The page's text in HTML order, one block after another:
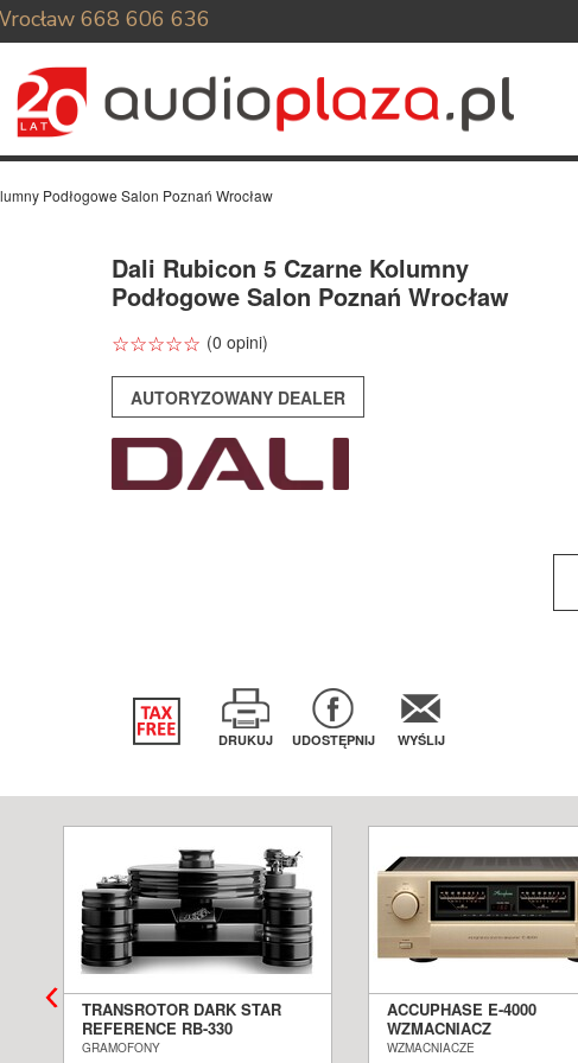
668 606 636
Podłogowe Salon Poznań Wrocław
Dali Rubicon 5 Czarne Kolumny
Podłogowe Salon Poznań Wrocław
☆☆☆☆☆
★★★★★ (0 opini)
AUTORYZOWANY DEALER
DRUKUJ UDOSTĘPNIJ WYŚLIJ
TRANSROTOR DARK STAR
REFERENCE RB-330
GRAMOFON ANALOGOWY
GRAMOFONY
ACCUPHASE E-4000
WZMACNIACZ
ZINTEGROWANY SALON
WZMACNIACZE